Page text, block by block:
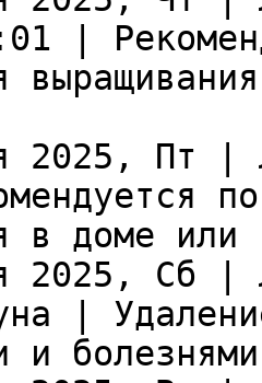
|
2025, Пт |
в доме
2025, Сб |
|
и